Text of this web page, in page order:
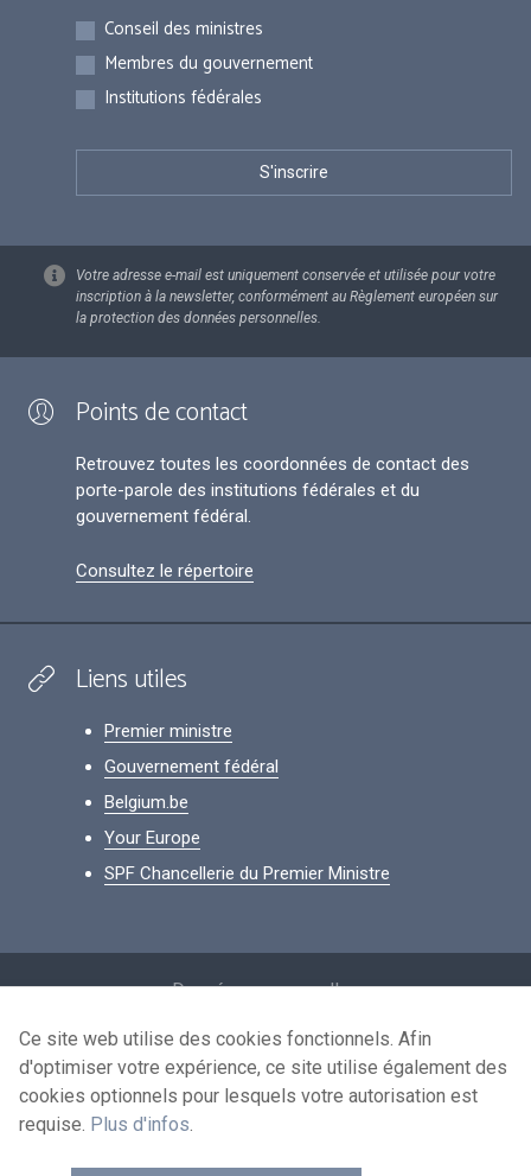
Inscriptions
Conseil des ministres
Membres du gouvernement
Institutions fédérales
Votre adresse e-mail est uniquement conservée et utilisée pour votre
inscription à la newsletter, conformément au Règlement européen sur
la protection des données personnelles.
Points de contact
Retrouvez toutes les coordonnées de contact des
porte-parole des institutions fédérales et du
gouvernement fédéral.
Consultez le répertoire
Liens utiles
Premier ministre
Gouvernement fédéral
Belgium.be
Your Europe
SPF Chancellerie du Premier Ministre
Données personnelles
Conditions de réutilisation
Contactez-nous
Ce site web utilise des cookies fonctionnels. Afin
d'optimiser votre expérience, ce site utilise également des
cookies optionnels pour lesquels votre autorisation est
requise. Plus d'infos.